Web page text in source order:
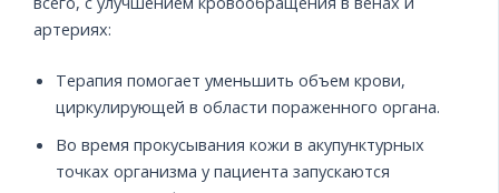
артериях:
Терапия помогает уменьшить объем крови,
циркулирующей в области пораженного органа.
Во время прокусывания кожи в акупунктурных
точках организма у пациента запускаются